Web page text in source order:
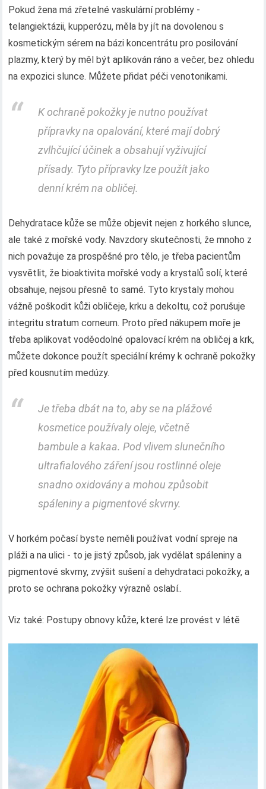
Pokud žena má zřetelné vaskulární problémy -
telangiektázii, kupperózu, měla by jít na dovolenou s
kosmetickým sérem na bázi koncentrátu pro posilování
plazmy, který by měl být aplikován ráno a večer, bez ohledu
na expozici slunce. Můžete přidat péči venotonikami.
K ochraně pokožky je nutno používat
přípravky na opalování, které mají dobrý
zvlhčující účinek a obsahují vyživující
přísady. Tyto přípravky lze použít jako
denní krém na obličej.
Dehydratace kůže se může objevit nejen z horkého slunce,
ale také z mořské vody. Navzdory skutečnosti, že mnoho z
nich považuje za prospěšné pro tělo, je třeba pacientům
vysvětlit, že bioaktivita mořské vody a krystalů solí, které
obsahuje, nejsou přesně to samé. Tyto krystaly mohou
vážně poškodit kůži obličeje, krku a dekoltu, což porušuje
integritu stratum corneum. Proto před nákupem moře je
třeba aplikovat voděodolné opalovací krém na obličej a krk,
můžete dokonce použít speciální krémy k ochraně pokožky
před kousnutím medúzy.
Je třeba dbát na to, aby se na plážové
kosmetice používaly oleje, včetně
bambule a kakaa. Pod vlivem slunečního
ultrafialového záření jsou rostlinné oleje
snadno oxidovány a mohou způsobit
spáleniny a pigmentové skvrny.
V horkém počasí byste neměli používat vodní spreje na
pláži a na ulici - to je jistý způsob, jak vydělat spáleniny a
pigmentové skvrny, zvýšit sušení a dehydrataci pokožky, a
proto se ochrana pokožky výrazně oslabí..
Viz také: Postupy obnovy kůže, které lze provést v létě